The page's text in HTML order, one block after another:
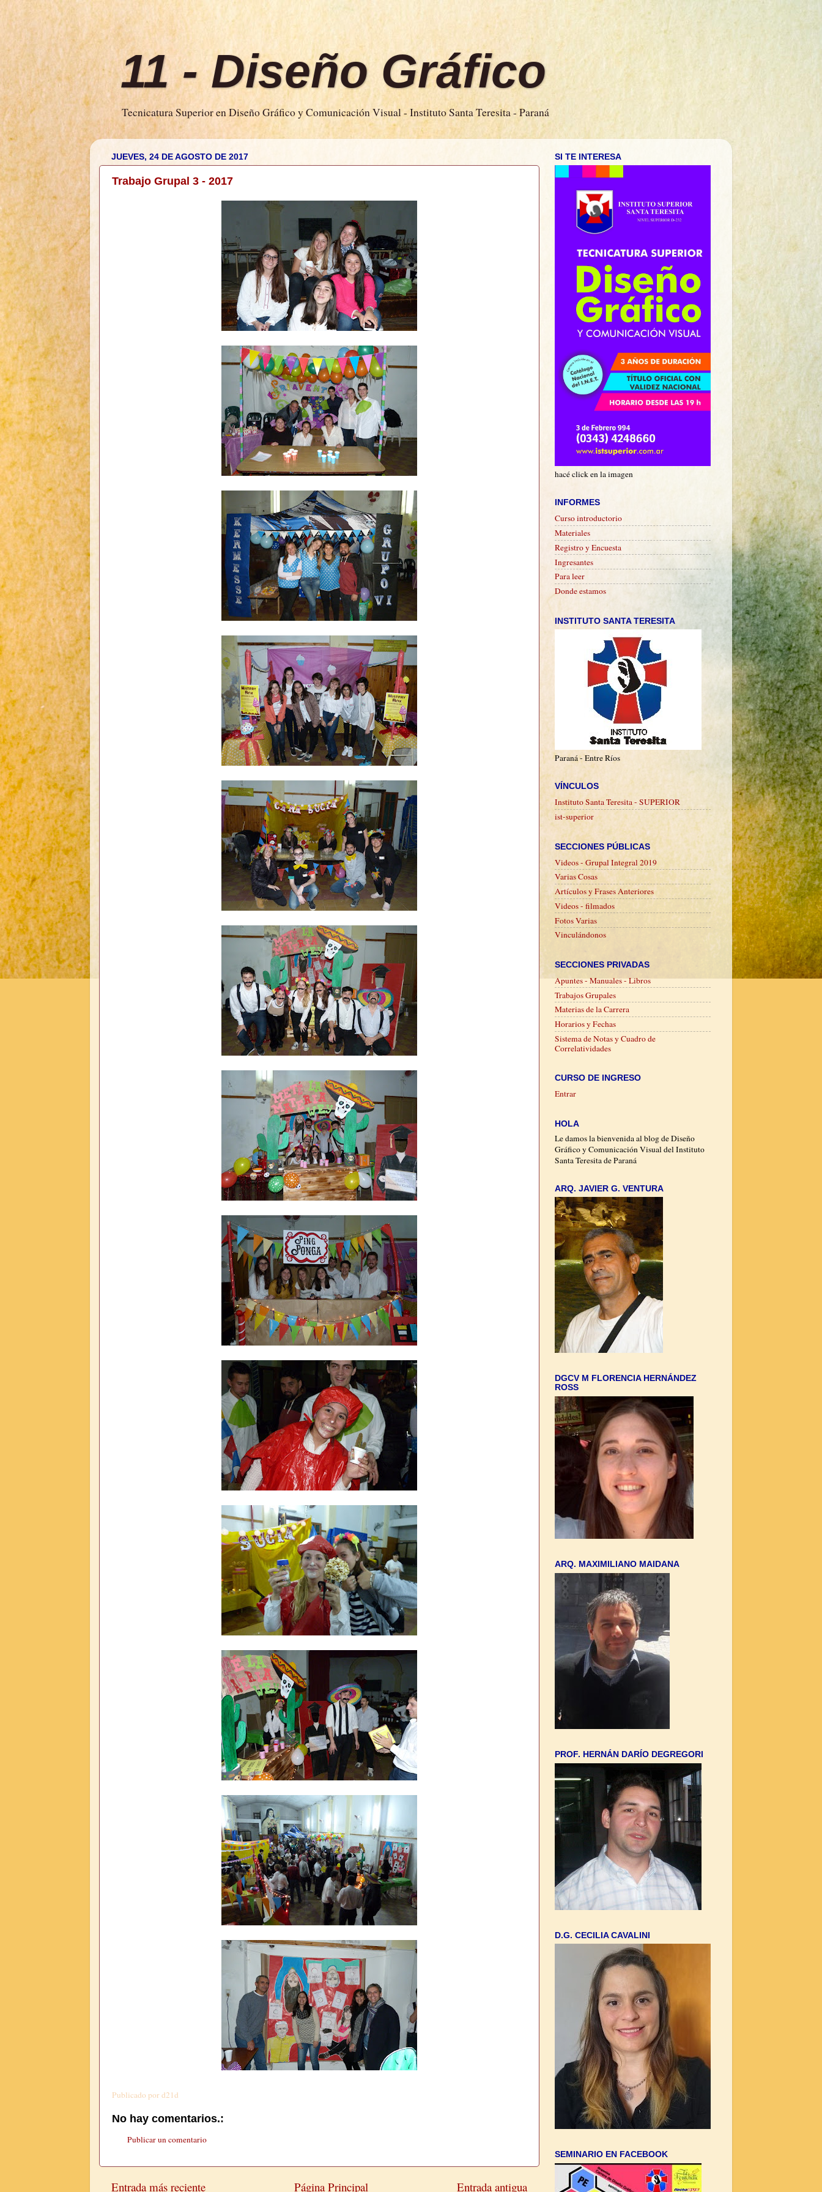
11 - Diseño Gráfico
Tecnicatura Superior en Diseño Gráfico y Comunicación Visual - Instituto Santa Teresita - Paraná
JUEVES, 24 DE AGOSTO DE 2017
Trabajo Grupal 3 - 2017
Publicado pord21d
No hay comentarios.:
Publicar un comentario
Entrada más reciente Entrada antigua
Página Principal
SI TE INTERESA
hacé click en la imagen
INFORMES
Curso introductorio
Materiales
Registro y Encuesta
Ingresantes
Para leer
Donde estamos
INSTITUTO SANTA TERESITA
Paraná - Entre Ríos
VÍNCULOS
Instituto Santa Teresita - SUPERIOR
ist-superior
SECCIONES PÚBLICAS
Videos - Grupal Integral 2019
Varias Cosas
Artículos y Frases Anteriores
Videos - filmados
Fotos Varias
Vinculándonos
SECCIONES PRIVADAS
Apuntes - Manuales - Libros
Trabajos Grupales
Materias de la Carrera
Horarios y Fechas
Sistema de Notas y Cuadro de
Correlatividades
CURSO DE INGRESO
Entrar
HOLA
Le damos la bienvenida al blog de Diseño
Gráfico y Comunicación Visual del Instituto
Santa Teresita de Paraná
ARQ. JAVIER G. VENTURA
DGCV M FLORENCIA HERNÁNDEZ
ROSS
ARQ. MAXIMILIANO MAIDANA
PROF. HERNÁN DARÍO DEGREGORI
D.G. CECILIA CAVALINI
SEMINARIO EN FACEBOOK